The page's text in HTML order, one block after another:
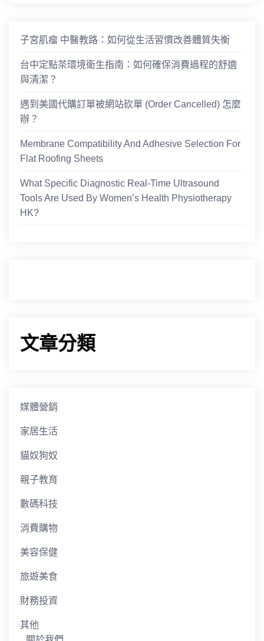
子宮肌瘤 中醫教路：如何從生活習慣改善體質失衡
台中定點茶環境衛生指南：如何確保消費過程的舒適
與清潔？
遇到美國代購訂單被網站砍單 (Order Cancelled) 怎麼
辦？
Membrane Compatibility And Adhesive Selection For
Flat Roofing Sheets
What Specific Diagnostic Real-Time Ultrasound
Tools Are Used By Women’s Health Physiotherapy
HK?
文章分類
媒體營銷
家居生活
貓奴狗奴
親子教育
數碼科技
消費購物
美容保健
旅遊美食
財務投資
其他